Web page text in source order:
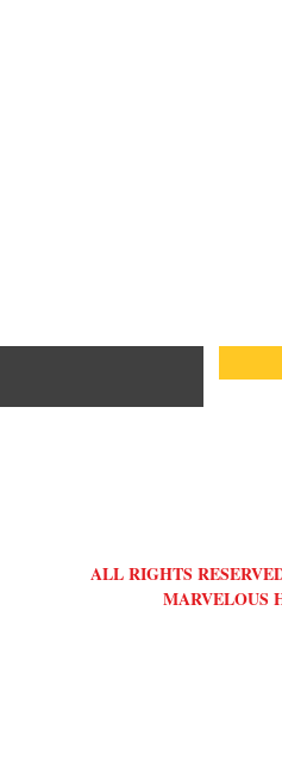
ALL RIGHTS
MARVELOUS